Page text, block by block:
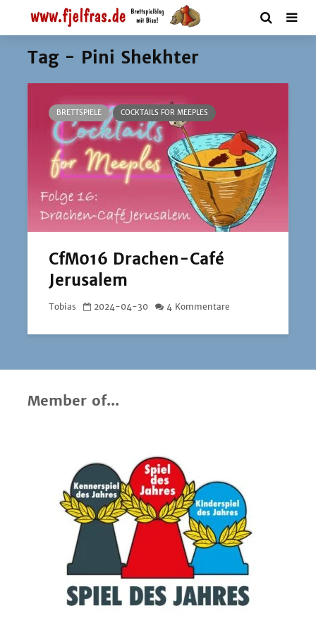
Tag - Pini Shekhter
BRETTSPIELE COCKTAILS FOR MEEPLES
CfM016 Drachen-Café
Jerusalem
Tobias 2024-04-30 4 Kommentare
Member of...